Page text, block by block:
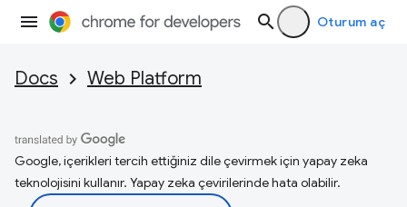
Oturum aç
Docs Web Platform
Google, içerikleri tercih ettiğiniz dile çevirmek için yapay zeka
teknolojisini kullanır. Yapay zeka çevirilerinde hata olabilir.